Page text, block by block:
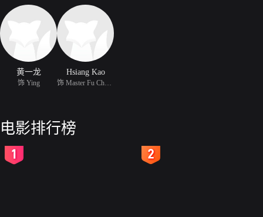
黄一龙
饰 Ying
Hsiang Kao
饰 Master Fu Chang
电影排行榜